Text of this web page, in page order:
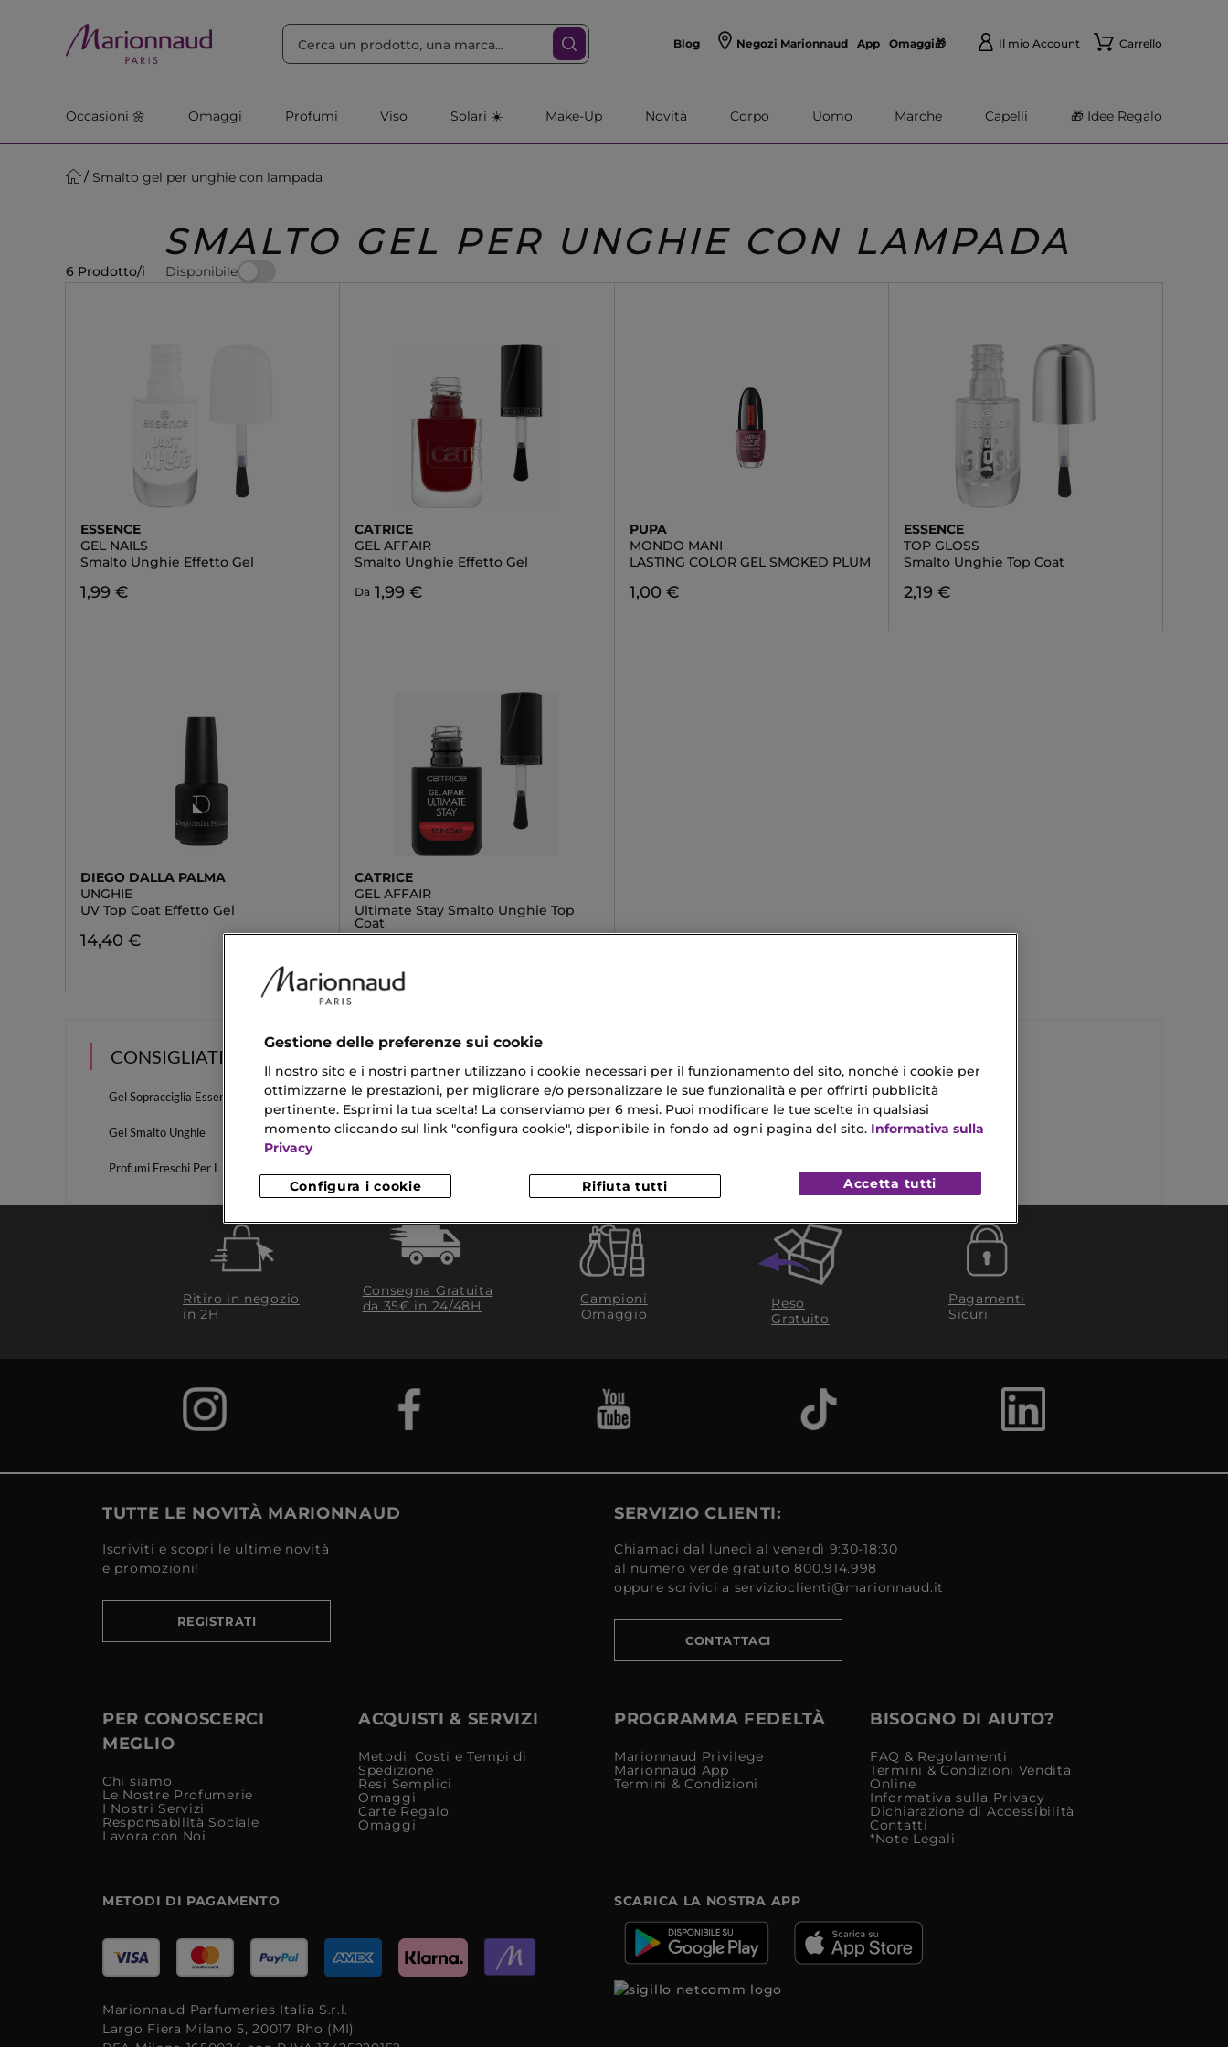
Blog Negozi Marionnaud App Omaggi🎁 Il mio Account Carrello
Occasioni 🌼 Omaggi Profumi Viso Solari ☀️ Make-Up Novità Corpo Uomo Marche Capelli 🎁 Idee Regalo
Smalto gel per unghie con lampada
SMALTO GEL PER UNGHIE CON LAMPADA
6 Prodotto/i Disponibile
ESSENCE
GEL NAILS
Smalto Unghie Effetto Gel
1,99 €
CATRICE
GEL AFFAIR
Smalto Unghie Effetto Gel
Da 1,99 €
PUPA
MONDO MANI
LASTING COLOR GEL SMOKED PLUM
1,00 €
ESSENCE
TOP GLOSS
Smalto Unghie Top Coat
2,19 €
DIEGO DALLA PALMA
UNGHIE
UV Top Coat Effetto Gel
14,40 €
CATRICE
GEL AFFAIR
Ultimate Stay Smalto Unghie Top
Coat
CONSIGLIATI PER TE
Gel Sopracciglia Essence Smalto Bianco Colori Smalti Cuticole Unghie
Gel Smalto Unghie Crema Idratante Uomo Collistar Cofanetto Viso Crema Viso Da Viaggio
Profumi Freschi Per L Estate
Ritiro in negozio
in 2H
Consegna Gratuita
da 35€​ in 24/48H
Campioni
Omaggio
Reso
Gratuito
Pagamenti
Sicuri
TUTTE LE NOVITÀ MARIONNAUD
Iscriviti e scopri le ultime novità
e promozioni!
REGISTRATI
SERVIZIO CLIENTI:
Chiamaci dal lunedì al venerdì 9:30-18:30
al numero verde gratuito 800.914.998
oppure scrivici a servizioclienti@marionnaud.it
CONTATTACI
PER CONOSCERCI
MEGLIO
Chi siamo
Le Nostre Profumerie
I Nostri Servizi
Responsabilità Sociale
Lavora con Noi
ACQUISTI & SERVIZI
Metodi, Costi e Tempi di
Spedizione
Resi Semplici
Omaggi
Carte Regalo
Omaggi
PROGRAMMA FEDELTÀ
Marionnaud Privilege
Marionnaud App
Termini & Condizioni
BISOGNO DI AIUTO?
FAQ & Regolamenti
Termini & Condizioni Vendita
Online
Informativa sulla Privacy
Dichiarazione di Accessibilità
Contatti
*Note Legali
METODI DI PAGAMENTO
Marionnaud Parfumeries Italia S.r.l.
Largo Fiera Milano 5, 20017 Rho (MI)
SCARICA LA NOSTRA APP
Gestione delle preferenze sui cookie
Il nostro sito e i nostri partner utilizzano i cookie necessari per il funzionamento del sito, nonché i cookie per
ottimizzarne le prestazioni, per migliorare e/o personalizzare le sue funzionalità e per offrirti pubblicità
pertinente. Esprimi la tua scelta! La conserviamo per 6 mesi. Puoi modificare le tue scelte in qualsiasi
momento cliccando sul link "configura cookie", disponibile in fondo ad ogni pagina del sito. Informativa sulla
Privacy
Configura i cookie Rifiuta tutti Accetta tutti